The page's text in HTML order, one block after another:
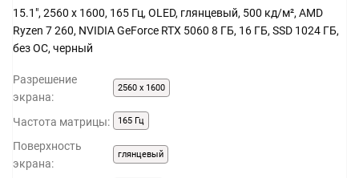
15.1", 2560 x 1600, 165 Гц, OLED, глянцевый, 500 кд/м², AMD
Ryzen 7 260, NVIDIA GeForce RTX 5060 8 ГБ, 16 ГБ, SSD 1024 ГБ,
без ОС, черный
Разрешение
экрана:
2560 x 1600
Частота матрицы: 165 Гц
Поверхность
экрана:
глянцевый